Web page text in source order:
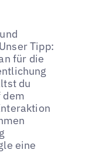
Tipp:
für die
du
dem
eine